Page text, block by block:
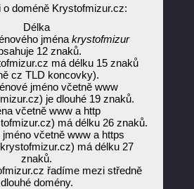
o doméně Krystofmizur.cz:
Délka
jména krystofmizur
12 znaků.
má délku 15 znaků
cz TLD koncovky).
jméno včetně www
je dlouhé 19 znaků.
včetně www a http
má délku 26 znaků.
včetně www a https
má délku 27
znaků.
řadíme mezi středně
dlouhé domény.